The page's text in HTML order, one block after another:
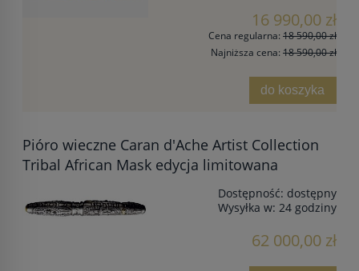
16 990,00 zł
Cena regularna: 18 590,00 zł
Najniższa cena: 18 590,00 zł
do koszyka
Pióro wieczne Caran d'Ache Artist Collection
Tribal African Mask edycja limitowana
Dostępność: dostępny
Wysyłka w: 24 godziny
62 000,00 zł